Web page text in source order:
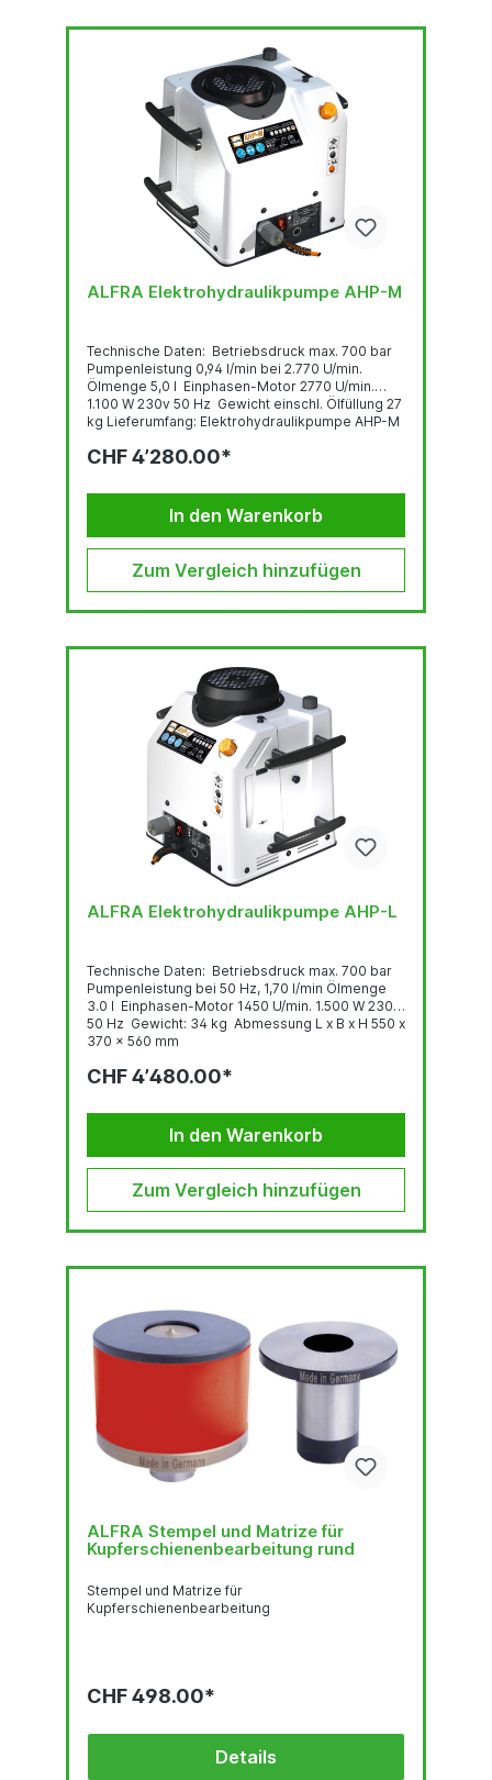
ALFRA Elektrohydraulikpumpe AHP-M
Technische Daten: Betriebsdruck max. 700 bar
Pumpenleistung 0,94 l/min bei 2.770 U/min.
Ölmenge 5,0 l Einphasen-Motor 2770 U/min.
1.100 W 230v 50 Hz Gewicht einschl. Ölfüllung 27
kg Lieferumfang: Elektrohydraulikpumpe AHP-M
CHF 4’280.00*
In den Warenkorb
Zum Vergleich hinzufügen
ALFRA Elektrohydraulikpumpe AHP-L
Technische Daten: Betriebsdruck max. 700 bar
Pumpenleistung bei 50 Hz, 1,70 I/min Ölmenge
3.0 l Einphasen-Motor 1450 U/min. 1.500 W 230 V
50 Hz Gewicht: 34 kg Abmessung L x B x H 550 x
370 x 560 mm
CHF 4’480.00*
In den Warenkorb
Zum Vergleich hinzufügen
ALFRA Stempel und Matrize für
Kupferschienenbearbeitung rund
Stempel und Matrize für
Kupferschienenbearbeitung
CHF 498.00*
Details